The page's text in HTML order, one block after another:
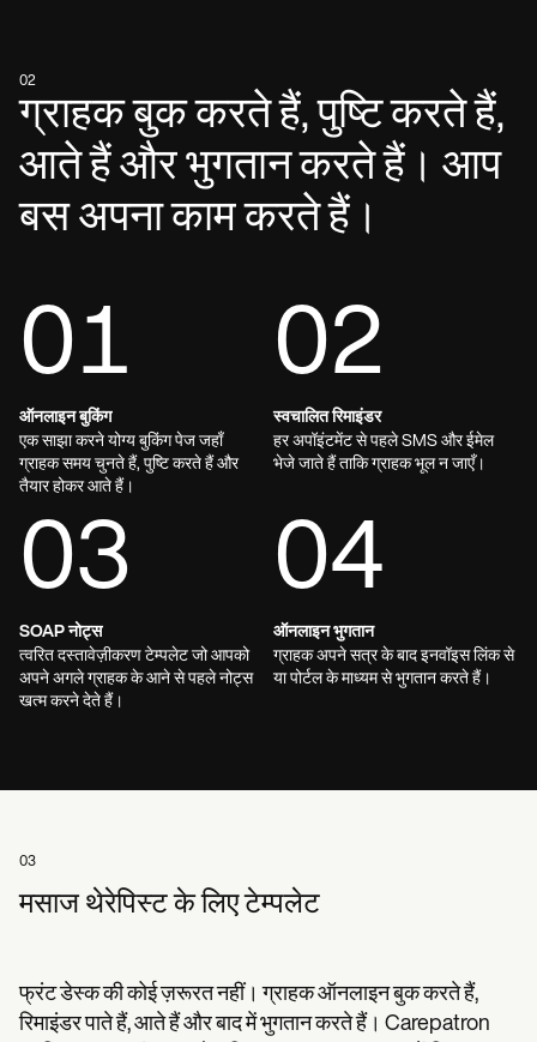
02
ग्राहक बुक करते हैं, पुष्टि करते हैं,
आते हैं और भुगतान करते हैं। आप
बस अपना काम करते हैं।
01
ऑनलाइन बुकिंग
एक साझा करने योग्य बुकिंग पेज जहाँ
ग्राहक समय चुनते हैं, पुष्टि करते हैं और
तैयार होकर आते हैं।
02
स्वचालित रिमाइंडर
हर अपॉइंटमेंट से पहले SMS और ईमेल
भेजे जाते हैं ताकि ग्राहक भूल न जाएँ।
03
SOAP नोट्स
त्वरित दस्तावेज़ीकरण टेम्पलेट जो आपको
अपने अगले ग्राहक के आने से पहले नोट्स
खत्म करने देते हैं।
04
ऑनलाइन भुगतान
ग्राहक अपने सत्र के बाद इनवॉइस लिंक से
या पोर्टल के माध्यम से भुगतान करते हैं।
03
मसाज थेरेपिस्ट के लिए टेम्पलेट
फ्रंट डेस्क की कोई ज़रूरत नहीं। ग्राहक ऑनलाइन बुक करते हैं,
रिमाइंडर पाते हैं, आते हैं और बाद में भुगतान करते हैं। Carepatron